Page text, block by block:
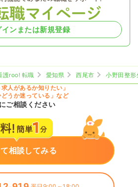
インまたは新規登録
護roo! 転職 愛知県 西尾市
小野田整
求人があるか知りたい」
どうか迷っている」など
ご相談ください
相談してみる